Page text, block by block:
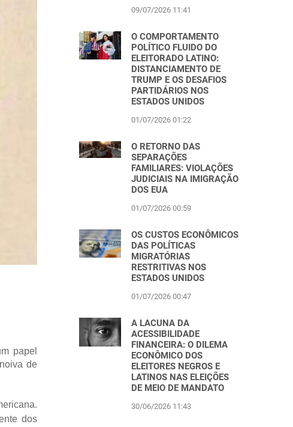
papel
de
dos
09/07/2026 11:41
O COMPORTAMENTO
POLÍTICO FLUIDO DO
ELEITORADO LATINO:
DISTANCIAMENTO DE
TRUMP E OS DESAFIOS
PARTIDÁRIOS NOS
ESTADOS UNIDOS
01/07/2026 01:22
O RETORNO DAS
SEPARAÇÕES
FAMILIARES: VIOLAÇÕES
JUDICIAIS NA IMIGRAÇÃO
DOS EUA
01/07/2026 00:59
OS CUSTOS ECONÔMICOS
DAS POLÍTICAS
MIGRATÓRIAS
RESTRITIVAS NOS
ESTADOS UNIDOS
01/07/2026 00:47
A LACUNA DA
ACESSIBILIDADE
FINANCEIRA: O DILEMA
ECONÔMICO DOS
ELEITORES NEGROS E
LATINOS NAS ELEIÇÕES
DE MEIO DE MANDATO
30/06/2026 11:43